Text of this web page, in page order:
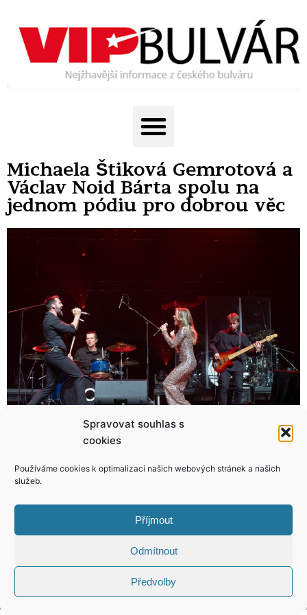
Spravovat souhlas s
cookies
Používáme cookies k optimalizaci našich webových stránek a našich
služeb.
Příjmout
Odmítnout
Předvolby
Michaela Štiková Gemrotová a
Václav Noid Bárta spolu na
jednom pódiu pro dobrou věc
KONTAKT
Copyright © 2026 VIP Bulvár, All Rights
Reserved